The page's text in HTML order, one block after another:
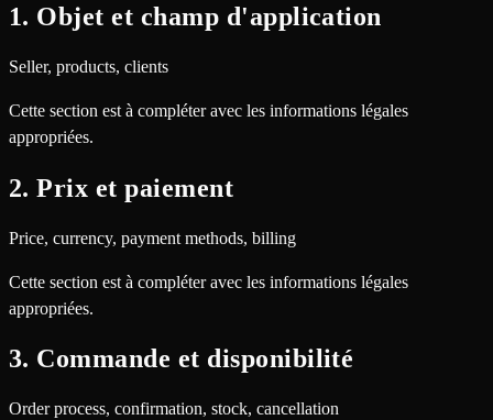
1. Objet et champ d'application
Seller, products, clients
Cette section est à compléter avec les informations légales
appropriées.
2. Prix et paiement
Price, currency, payment methods, billing
Cette section est à compléter avec les informations légales
appropriées.
3. Commande et disponibilité
Order process, confirmation, stock, cancellation